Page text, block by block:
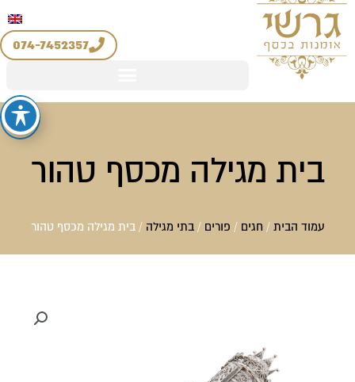
074-7452357
בית מגילה מכסף טהור
עמוד הבית/ חגים/ פורים/ בתי מגילה/ בית מגילה מכסף טהור